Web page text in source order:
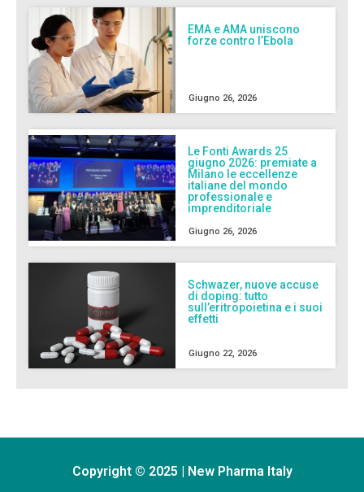
EMA e AMA uniscono
forze contro l’Ebola
Giugno 26, 2026
Le Fonti Awards 25
giugno 2026: premiate a
Milano le eccellenze
italiane del mondo
professionale e
imprenditoriale
Giugno 26, 2026
Schwazer, nuove accuse
di doping: tutto
sull’eritropoietina e i suoi
effetti
Giugno 22, 2026
Copyright © 2025 | New Pharma Italy